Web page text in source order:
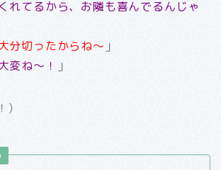
れてるから、お隣も喜んでるんじゃ
分切ったからね～ 」
ね～！ 」